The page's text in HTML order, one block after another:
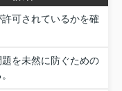
可されているかを確
を未然に防ぐための